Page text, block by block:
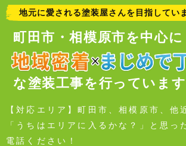
地元に愛される塗装屋さんを目指してい
町田市・相模原市を中心に
な塗装工事を行っています
【対応エリア】町田市、相模原市、他
「うちはエリアに入るかな？」と思
電話ください！